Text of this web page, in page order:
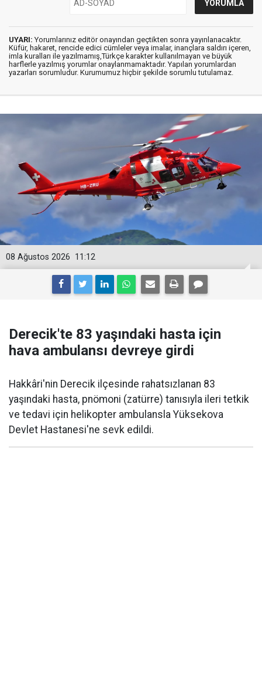
UYARI: Yorumlarınız editör onayından geçtikten sonra yayınlanacaktır.
Küfür, hakaret, rencide edici cümleler veya imalar, inançlara saldırı içeren,
imla kuralları ile yazılmamış,Türkçe karakter kullanılmayan ve büyük
harflerle yazılmış yorumlar onaylanmamaktadır. Yapılan yorumlardan
yazarları sorumludur. Kurumumuz hiçbir şekilde sorumlu tutulamaz.
11:12
08 Ağustos 2026
Derecik'te 83 yaşındaki hasta için
hava ambulansı devreye girdi
Hakkâri'nin Derecik ilçesinde rahatsızlanan 83
yaşındaki hasta, pnömoni (zatürre) tanısıyla ileri tetkik
ve tedavi için helikopter ambulansla Yüksekova
Devlet Hastanesi'ne sevk edildi.